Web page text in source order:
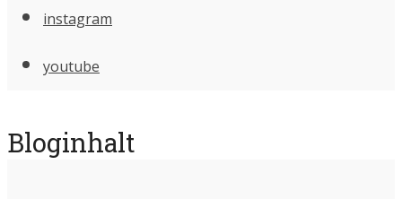
instagram
youtube
Bloginhalt